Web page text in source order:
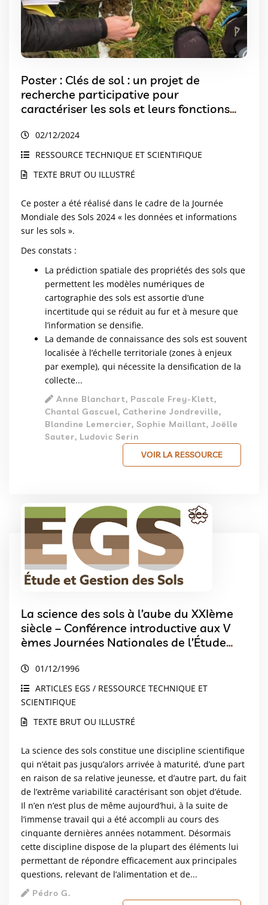
Poster : Clés de sol : un projet de
recherche participative pour
caractériser les sols et leurs fonctions
participative pour caractériser les sols
et leurs fonctions
02/12/2024
RESSOURCE TECHNIQUE ET SCIENTIFIQUE
TEXTE BRUT OU ILLUSTRÉ
Ce poster a été réalisé dans le cadre de la Journée
Mondiale des Sols 2024 « les données et informations
sur les sols ».
Des constats :
La prédiction spatiale des propriétés des sols que
permettent les modèles numériques de
cartographie des sols est assortie d’une
incertitude qui se réduit au fur et à mesure que
l’information se densifie.
La demande de connaissance des sols est souvent
localisée à l’échelle territoriale (zones à enjeux
par exemple), qui nécessite la densification de la
collecte...
Anne Blanchart, Pascale Frey-Klett,
Chantal Gascuel, Catherine Jondreville,
Blandine Lemercier, Sophie Maillant, Joëlle
Sauter, Ludovic Serin
VOIR LA RESSOURCE
La science des sols à l’aube du XXIème
siècle – Conférence introductive aux V
èmes Journées Nationales de l’Étude
01/12/1996
ARTICLES EGS / RESSOURCE TECHNIQUE ET
SCIENTIFIQUE
TEXTE BRUT OU ILLUSTRÉ
La science des sols constitue une discipline scientifique
qui n’était pas jusqu’alors arrivée à maturité, d’une part
en raison de sa relative jeunesse, et d’autre part, du fait
de l’extrême variabilité caractérisant son objet d’étude.
Il n’en n’est plus de même aujourd’hui, à la suite de
l’immense travail qui a été accompli au cours des
cinquante dernières années notamment. Désormais
cette discipline dispose de la plupart des éléments lui
permettant de répondre efficacement aux principales
questions, relevant de l’alimentation et de...
Pédro G.